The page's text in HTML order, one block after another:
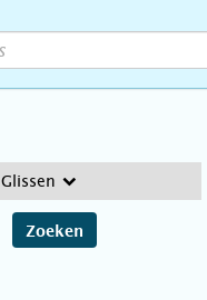
Glissen
Zoeken